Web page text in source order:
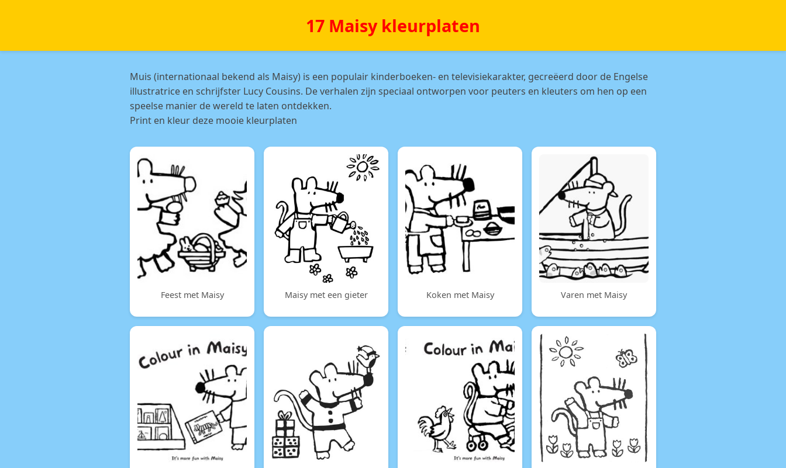
17 Maisy kleurplaten
Muis (internationaal bekend als Maisy) is een populair kinderboeken- en televisiekarakter, gecreëerd door de Engelse
illustratrice en schrijfster Lucy Cousins. De verhalen zijn speciaal ontworpen voor peuters en kleuters om hen op een
speelse manier de wereld te laten ontdekken.
Print en kleur deze mooie kleurplaten
Feest met Maisy Maisy met een gieter Koken met Maisy Varen met Maisy